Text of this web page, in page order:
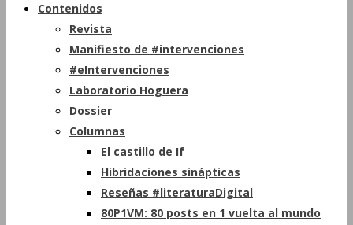
Contenidos
Revista
Manifiesto de #intervenciones
#eIntervenciones
Laboratorio Hoguera
Dossier
Columnas
El castillo de If
Hibridaciones sinápticas
Reseñas #literaturaDigital
80P1VM: 80 posts en 1 vuelta al mundo